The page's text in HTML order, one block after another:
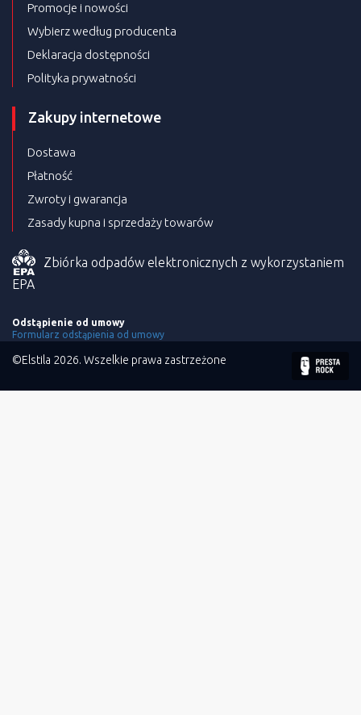
Promocje i nowości
Wybierz według producenta
Deklaracja dostępności
Polityka prywatności
Zakupy internetowe
Dostawa
Płatność
Zwroty i gwarancja
Zasady kupna i sprzedaży towarów
Zbiórka odpadów elektronicznych z wykorzystaniem
EPA
Odstąpienie od umowy
Formularz odstąpienia od umowy
©Elstila 2026. Wszelkie prawa zastrzeżone